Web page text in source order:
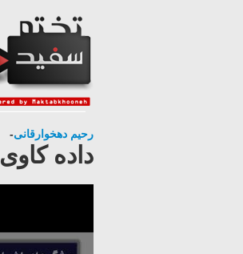
رحیم دهخوارقانی-
داده کاوی،